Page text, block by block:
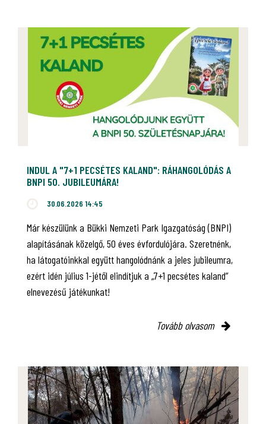
INDUL A "7+1 PECSÉTES KALAND": RÁHANGOLÓDÁS A
BNPI 50. JUBILEUMÁRA!
30.06.2026 14:45
Már készülünk a Bükki Nemzeti Park Igazgatóság (BNPI)
alapításának közelgő, 50 éves évfordulójára. Szeretnénk,
ha látogatóinkkal együtt hangolódnánk a jeles jubileumra,
ezért idén július 1-jétől elindítjuk a „7+1 pecsétes kaland”
elnevezésű játékunkat!
Tovább olvasom